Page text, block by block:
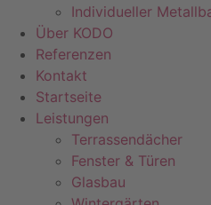
Individueller
Über KODO
Referenzen
Kontakt
Startseite
Leistungen
Terrassendächer
Fenster & Türen
Glasbau